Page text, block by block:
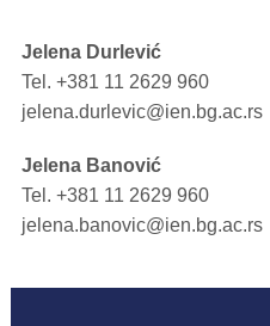
Jelena Durlević
Tel. +381 11 2629 960
jelena.durlevic@ien.bg.ac.rs
Jelena Banović
Tel. +381 11 2629 960
jelena.banovic@ien.bg.ac.rs